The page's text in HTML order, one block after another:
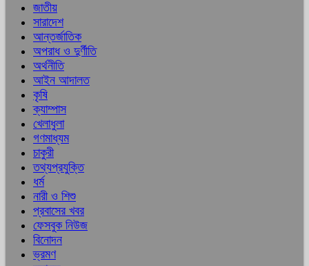
জাতীয়
সারাদেশ
আন্তর্জাতিক
অপরাধ ও দুর্ণীতি
অর্থনীতি
আইন আদালত
কৃষি
ক্যাম্পাস
খেলাধুলা
গণমাধ্যম
চাকুরী
তথ্যপ্রযুক্তি
ধর্ম
নারী ও শিশু
প্রবাসের খবর
ফেসবুক নিউজ
বিনোদন
ভ্রমণ